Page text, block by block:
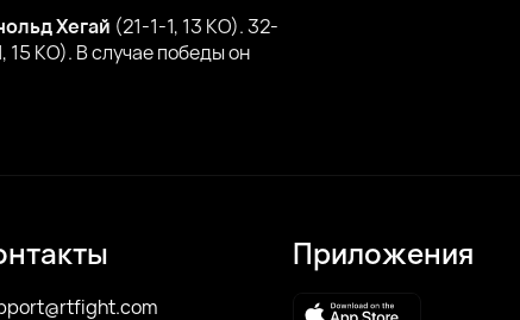
Хегай (21-1-1, 13 КО). 32-
15 КО). В случае победы он
Приложения